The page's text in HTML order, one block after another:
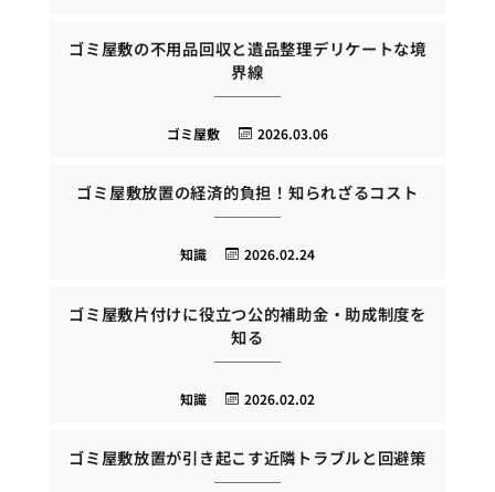
ゴミ屋敷の不用品回収と遺品整理デリケートな境
界線
2026.03.06
ゴミ屋敷
ゴミ屋敷放置の経済的負担！知られざるコスト
2026.02.24
知識
ゴミ屋敷片付けに役立つ公的補助金・助成制度を
知る
2026.02.02
知識
ゴミ屋敷放置が引き起こす近隣トラブルと回避策